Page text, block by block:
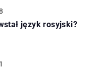
język rosyjski?